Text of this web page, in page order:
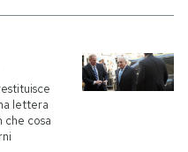
lettera
cosa